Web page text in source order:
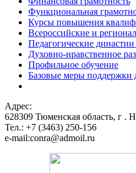
Функциональная
Курсы повышения
Всероссийские и
Педагогические
Духовно-нравственное
Профильное обучение
Базовые меры поддержки
Адрес:
628309 Тюменская область, г .
Тел.: +7 (3463) 250-156
e-mail:conra@admoil.ru